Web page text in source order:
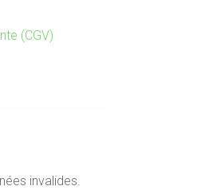
(CGV)
invalides.